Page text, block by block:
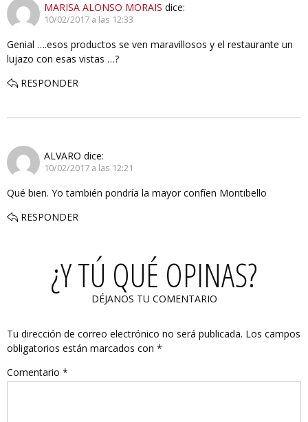
MARISA ALONSO MORAIS dice:
10/02/2017 a las 12:33
Genial ….esos productos se ven maravillosos y el restaurante un
lujazo con esas vistas …?
RESPONDER
ALVARO dice:
10/02/2017 a las 12:21
Qué bien. Yo también pondría la mayor confíen Montibello
RESPONDER
¿Y TÚ QUÉ OPINAS?
DÉJANOS TU COMENTARIO
Tu dirección de correo electrónico no será publicada. Los campos
obligatorios están marcados con *
Comentario *